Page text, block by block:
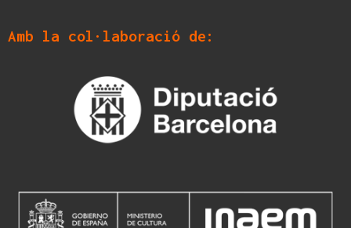
Amb la col·laboració de: